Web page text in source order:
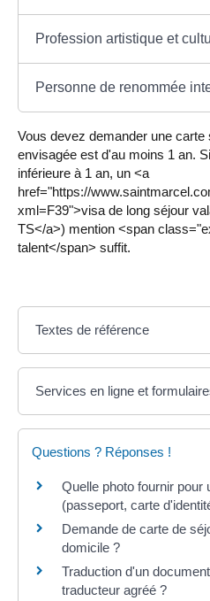
Profession artistique et
Personne de renommée
Vous devez demander une carte
envisagée est d'au moins 1 an.
inférieure à 1 an, un <a
href="https://
xml=F39">visa de long séjour
TS</a>) mention <span
talent</span> suffit.
Textes de référence
Services en ligne et
Questions ? Réponses !
Quelle photo fournir pour
(passeport, carte
Demande de carte de
domicile ?
Traduction d'un
traducteur agréé ?